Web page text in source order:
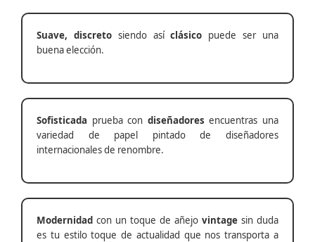
Suave, discretosiendo asíclásico puede ser una
buena elección.
Sofisticada prueba con diseñadores encuentras una
variedad de papel pintado de diseñadores
internacionales de renombre.
Modernidad con un toque de añejo vintage sin duda
es tu estilo toque de actualidad que nos transporta a